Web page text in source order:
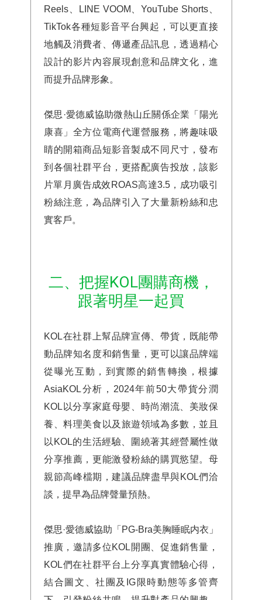
Reels、LINE VOOM、YouTube Shorts、
TikTok各種短影音平台興起，可以更直接
地觸及消費者、傳遞產品訊息，透過精心
設計的影片內容展現創意和品牌文化，進
而提升品牌形象。
傑思·愛德威協助微熱山丘關係企業「陽光
康喜」全方位電商代運營服務，將趣味吸
睛的開箱商品短影音製成不同尺寸，發布
到各個社群平台，更搭配廣告投放，該影
片單月廣告成效ROAS高達3.5，成功吸引
粉絲注意，為品牌引入了大量新粉絲和忠
實客戶。
二、把握KOL團購商機，
跟著明星一起買
KOL在社群上幫品牌宣傳、帶貨，既能帶
動品牌知名度和銷售量，更可以讓品牌端
從曝光互動，到實際的銷售轉換，根據
AsiaKOL分析，2024年前50大帶貨分潤
KOL以分享家庭母嬰、時尚潮流、美妝保
養、料理美食以及旅遊領域為多數，並且
以KOL的生活經驗、圍繞著其經營屬性做
分享推薦，更能激發粉絲的購買慾望。母
親節高峰檔期，建議品牌盡早與KOL們洽
談，提早為品牌聲量預熱。
傑思·愛德威協助「PG-Bra美胸睡眠内衣」
推廣，邀請多位KOL開團、促進銷售量，
KOL們在社群平台上分享真實體驗心得，
結合圖文、社團及IG限時動態等多管齊